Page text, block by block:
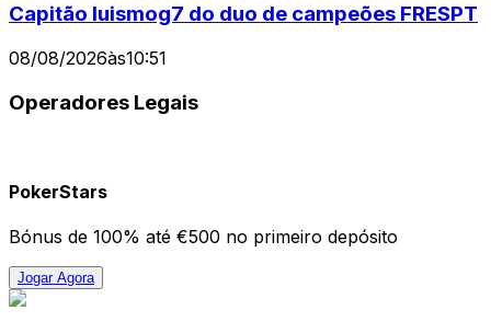
Capitão luismog7 do duo de campeões FRESPT
08/08/2026às10:51
Operadores Legais
PokerStars
Bónus de 100% até €500 no primeiro depósito
Jogar Agora